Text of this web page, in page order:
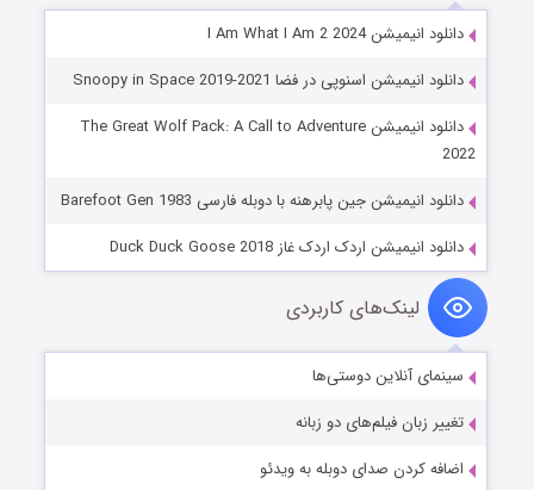
دانلود انیمیشن I Am What I Am 2 2024
دانلود انیمیشن اسنوپی در فضا Snoopy in Space 2019-2021
دانلود انیمیشن The Great Wolf Pack: A Call to Adventure
2022
دانلود انیمیشن جین پابرهنه با دوبله فارسی Barefoot Gen 1983
دانلود انیمیشن اردک اردک غاز Duck Duck Goose 2018
لینک‌های کاربردی
سینمای آنلاین دوستی‌ها
تغییر زبان فیلم‌های دو زبانه
اضافه کردن صدای دوبله به ویدئو